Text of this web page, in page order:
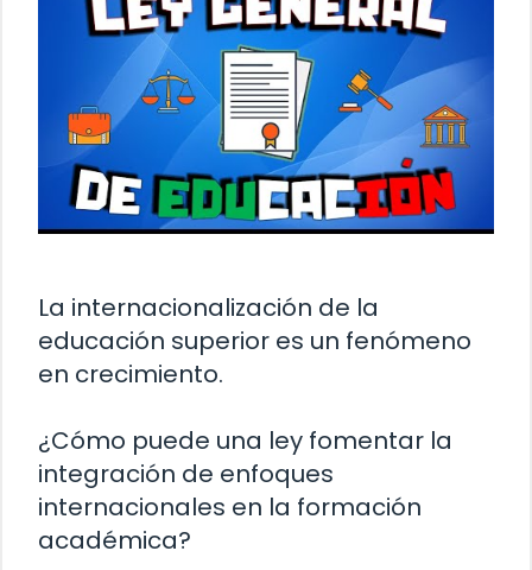
La internacionalización de la
educación superior es un fenómeno
en crecimiento.
¿Cómo puede una ley fomentar la
integración de enfoques
internacionales en la formación
académica?